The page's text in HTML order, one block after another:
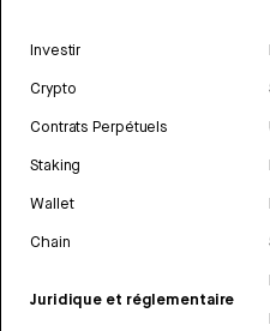
Investir
Crypto
Contrats Perpétuels
Staking
Wallet
Chain
Juridique et réglementaire